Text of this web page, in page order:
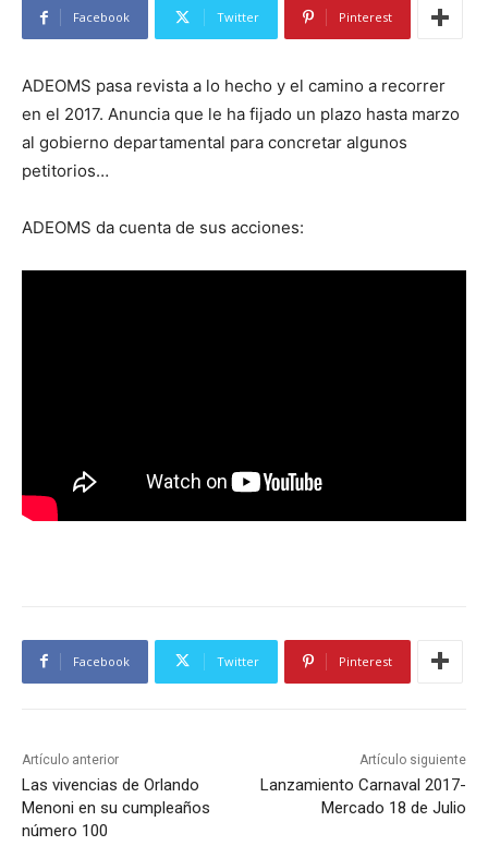
Facebook Twitter Pinterest
ADEOMS pasa revista a lo hecho y el camino a recorrer
en el 2017. Anuncia que le ha fijado un plazo hasta marzo
al gobierno departamental para concretar algunos
petitorios…
ADEOMS da cuenta de sus acciones:
Facebook Twitter Pinterest
Artículo anterior
Las vivencias de Orlando
Menoni en su cumpleaños
número 100
Artículo siguiente
Lanzamiento Carnaval 2017-
Mercado 18 de Julio